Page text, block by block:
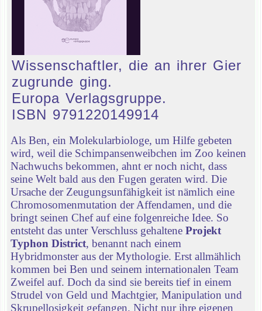
Wissenschaftler, die an ihrer Gier
zugrunde ging.
Europa Verlagsgruppe.
ISBN 9791220149914
Als Ben, ein Molekularbiologe, um Hilfe gebeten
wird, weil die Schimpansenweibchen im Zoo keinen
Nachwuchs bekommen, ahnt er noch nicht, dass
seine Welt bald aus den Fugen geraten wird. Die
Ursache der Zeugungsunfähigkeit ist nämlich eine
Chromosomenmutation der Affendamen, und die
bringt seinen Chef auf eine folgenreiche Idee. So
entsteht das unter Verschluss gehaltene Projekt
Typhon District, benannt nach einem
Hybridmonster aus der Mythologie. Erst allmählich
kommen bei Ben und seinem internationalen Team
Zweifel auf. Doch da sind sie bereits tief in einem
Strudel von Geld und Machtgier, Manipulation und
Skrupellosigkeit gefangen. Nicht nur ihre eigenen